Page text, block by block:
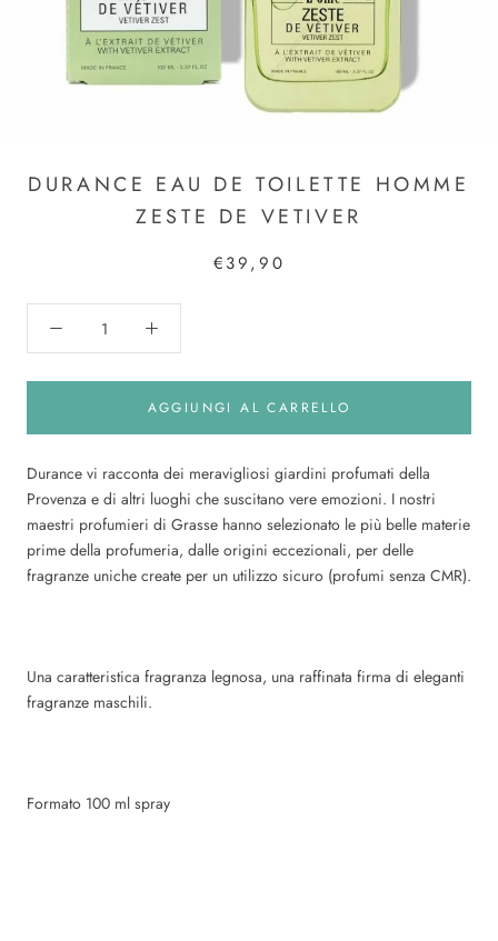
DURANCE EAU DE TOILETTE HOMME
ZESTE DE VETIVER
€39,90
AGGIUNGI AL CARRELLO
Durance vi racconta dei meravigliosi giardini profumati della
Provenza e di altri luoghi che suscitano vere emozioni. I nostri
maestri profumieri di Grasse hanno selezionato le più belle materie
prime della profumeria, dalle origini eccezionali, per delle
fragranze uniche create per un utilizzo sicuro (profumi senza CMR).
Una caratteristica fragranza legnosa, una raffinata firma di eleganti
fragranze maschili.
Formato 100 ml spray